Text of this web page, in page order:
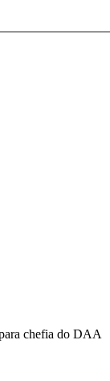
chefia do DAA